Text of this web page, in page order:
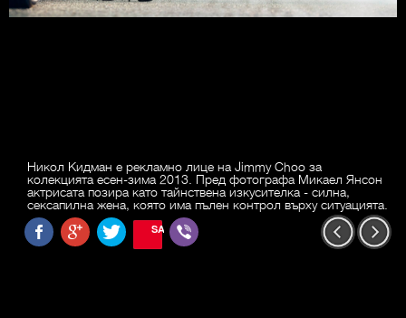
Никол Кидман е рекламно лице на Jimmy Choo за
колекцията есен-зима 2013. Пред фотографа Микаел Янсон
актрисата позира като тайнствена изкусителка - силна,
сексапилна жена, която има пълен контрол върху ситуацията.
SAVE